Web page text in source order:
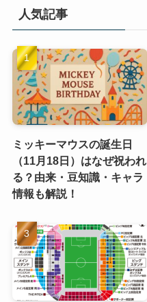
人気記事
ミッキーマウスの誕生日
（11月18日）はなぜ祝われ
る？由来・豆知識・キャラ
情報も解説！